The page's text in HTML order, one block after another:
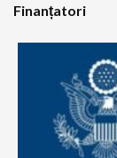
Finanțatori